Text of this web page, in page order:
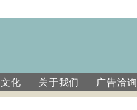
文化 关于我们 广告洽询